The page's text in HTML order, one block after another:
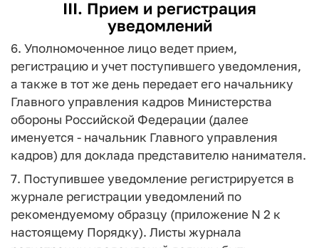
III. Прием и регистрация
уведомлений
6. Уполномоченное лицо ведет прием,
регистрацию и учет поступившего уведомления,
а также в тот же день передает его начальнику
Главного управления кадров Министерства
обороны Российской Федерации (далее
именуется - начальник Главного управления
кадров) для доклада представителю нанимателя.
7. Поступившее уведомление регистрируется в
журнале регистрации уведомлений по
рекомендуемому образцу (приложение N 2 к
настоящему Порядку). Листы журнала